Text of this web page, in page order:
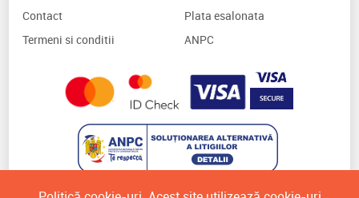
Contact
Termeni si conditii
Plata esalonata
ANPC